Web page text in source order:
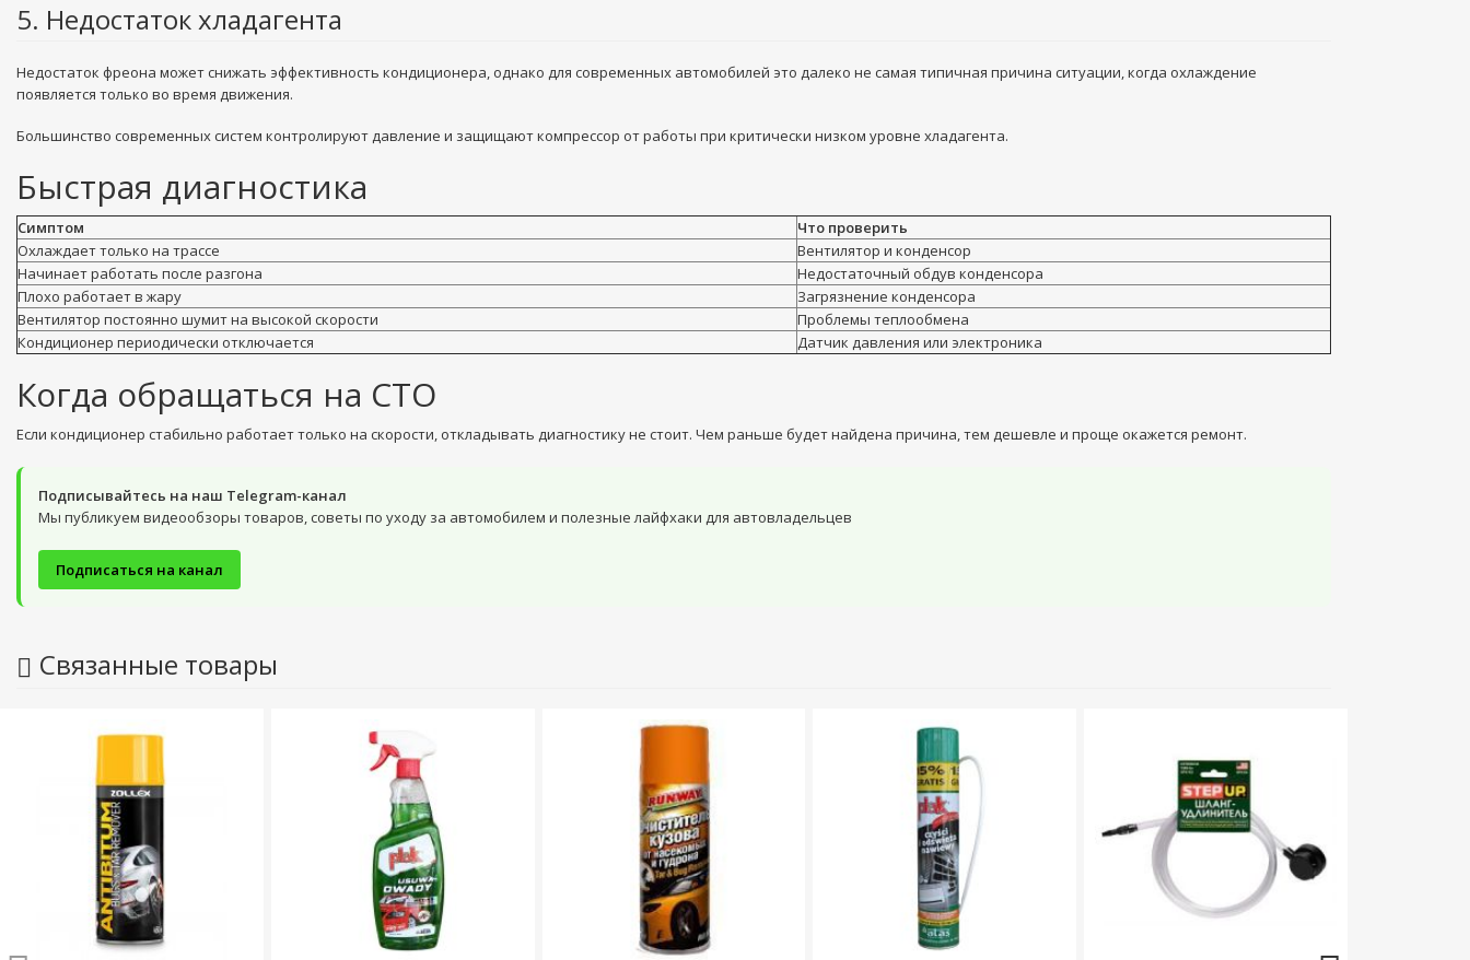
5. Недостаток хладагента
Недостаток фреона может снижать эффективность кондиционера, однако для современных автомобилей это далеко не самая типичная причина ситуации, когда охлаждение
появляется только во время движения.
Большинство современных систем контролируют давление и защищают компрессор от работы при критически низком уровне хладагента.
Быстрая диагностика
Симптом
Что проверить
Охлаждает только на трассе
Вентилятор и конденсор
Начинает работать после разгона
Недостаточный обдув конденсора
Плохо работает в жару
Загрязнение конденсора
Вентилятор постоянно шумит на высокой скорости
Проблемы теплообмена
Кондиционер периодически отключается
Датчик давления или электроника
Когда обращаться на СТО
Если кондиционер стабильно работает только на скорости, откладывать диагностику не стоит. Чем раньше будет найдена причина, тем дешевле и проще окажется ремонт.
Подписывайтесь на наш Telegram-канал
Мы публикуем видеообзоры товаров, советы по уходу за автомобилем и полезные лайфхаки для автовладельцев
Подписаться на канал
Связанные товары